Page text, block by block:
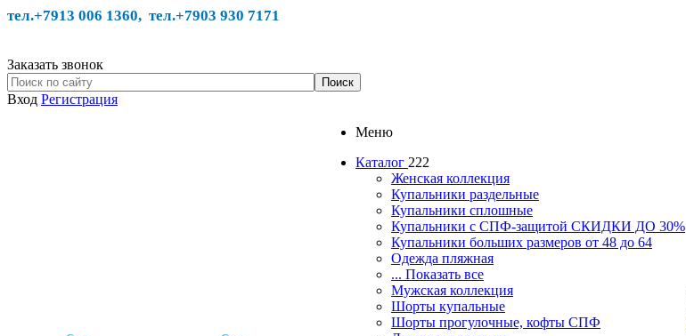
тел.+7913 006 1360, тел.+7903 930 7171
Заказать звонок
Вход Регистрация
Меню
Каталог 222
Женская коллекция
Купальники раздельные
Купальники сплошные
Купальники с СПФ-защитой СКИДКИ ДО 30%
Купальники больших размеров от 48 до 64
Одежда пляжная
... Показать все
Мужская коллекция
Шорты купальные
Шорты прогулочные, кофты СПФ